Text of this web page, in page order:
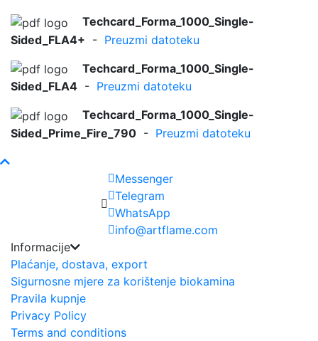
Techcard_Forma_1000_Single-
Sided_FLA4+ - Preuzmi datoteku
Techcard_Forma_1000_Single-
Sided_FLA4 - Preuzmi datoteku
Techcard_Forma_1000_Single-
Sided_Prime_Fire_790 - Preuzmi datoteku
Messenger
Telegram
WhatsApp
info@artflame.com
Informacije
Plaćanje, dostava, export
Sigurnosne mjere za korištenje biokamina
Pravila kupnje
Privacy Policy
Terms and conditions